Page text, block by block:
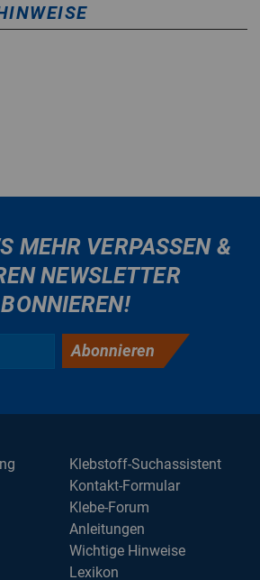
MEHR VERPASSEN &
NEWSLETTER
Abonnieren
Klebstoff-Suchassistent
Kontakt-Formular
Klebe-Forum
Anleitungen
Wichtige Hinweise
Lexikon